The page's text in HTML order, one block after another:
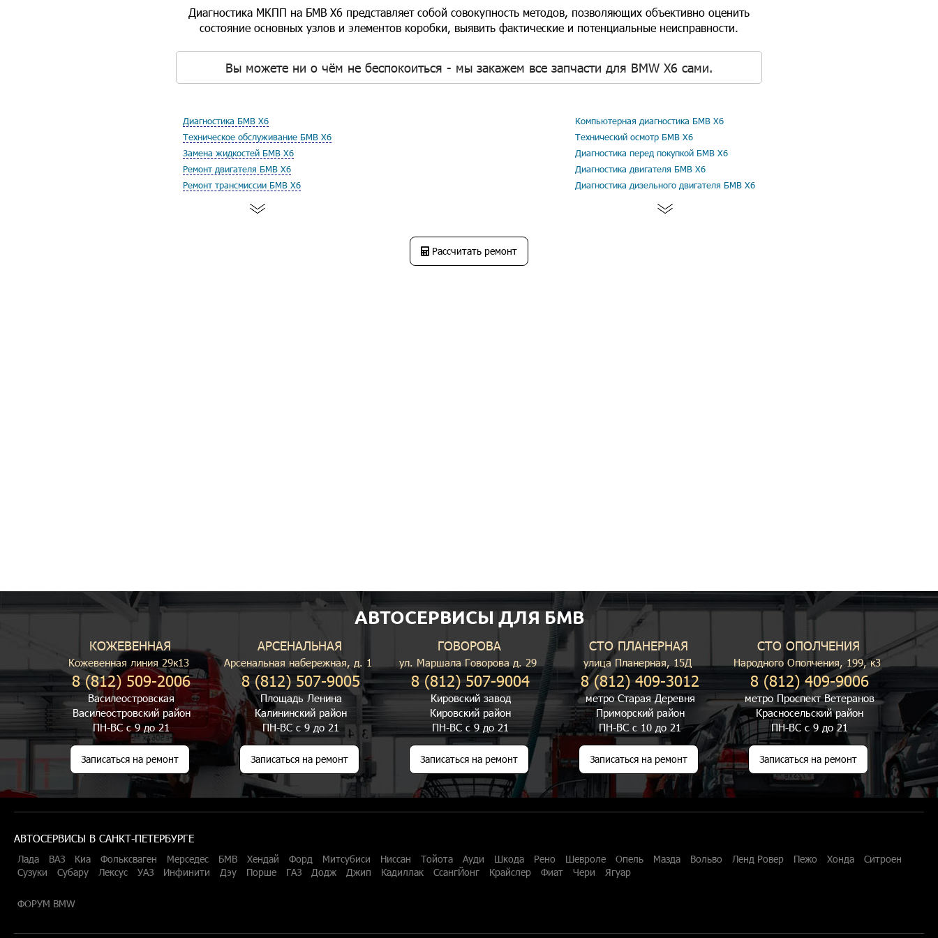
Диагностика МКПП на БМВ Х6 представляет собой совокупность методов, позволяющих объективно оценить
состояние основных узлов и элементов коробки, выявить фактические и потенциальные неисправности.
Вы можете ни о чём не беспокоиться - мы закажем все запчасти для BMW X6 сами.
Диагностика БМВ Х6
Техническое обслуживание БМВ Х6
Замена жидкостей БМВ Х6
Ремонт двигателя БМВ Х6
Ремонт трансмиссии БМВ Х6
Компьютерная диагностика БМВ Х6
Технический осмотр БМВ Х6
Диагностика перед покупкой БМВ Х6
Диагностика двигателя БМВ Х6
Диагностика дизельного двигателя БМВ Х6
Рассчитать ремонт
АВТОСЕРВИСЫ ДЛЯ БМВ
КОЖЕВЕННАЯ
Кожевенная линия 29к13
8 (812) 509-2006
Василеостровская
Василеостровский район
ПН-ВС с 9 до 21
Записаться на ремонт
АРСЕНАЛЬНАЯ
Арсенальная набережная, д. 1
8 (812) 507-9005
Площадь Ленина
Калининский район
ПН-ВС с 9 до 21
Записаться на ремонт
ГОВОРОВА
ул. Маршала Говорова д. 29
8 (812) 507-9004
Кировский завод
Кировский район
ПН-ВС с 9 до 21
Записаться на ремонт
СТО ПЛАНЕРНАЯ
улица Планерная, 15Д
8 (812) 409-3012
метро Старая Деревня
Приморский район
ПН-ВС с 10 до 21
Записаться на ремонт
СТО ОПОЛЧЕНИЯ
Народного Ополчения, 199, к3
8 (812) 409-9006
метро Проспект Ветеранов
Красносельский район
ПН-ВС с 9 до 21
Записаться на ремонт
АВТОСЕРВИСЫ В САНКТ-ПЕТЕРБУРГЕ
Лада ВАЗ Киа Фольксваген Мерседес БМВ Хендай Форд Митсубиси Ниссан Тойота Ауди Шкода Рено Шевроле Опель Мазда Вольво Ленд Ровер Пежо Хонда
Ситроен
Сузуки
Субару Лексус УАЗ Инфинити Дэу Порше ГАЗ Додж Джип Кадиллак СсангЙонг Крайслер Фиат Чери Ягуар
ФОРУМ BMW